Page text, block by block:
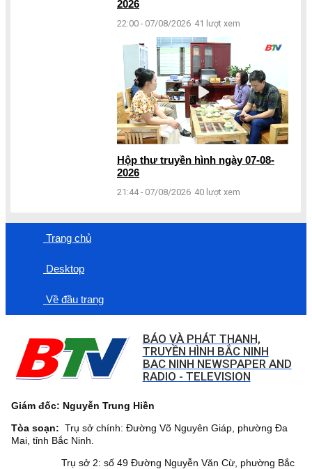
2026
22:00 - 07/08/2026 41 lượt xem
Hộp thư truyền hình ngày 07-08-
2026
21:44 - 07/08/2026 40 lượt xem
Trang chủ
Desktop
Về đầu trang
BÁO VÀ PHÁT THANH,
TRUYỀN HÌNH BẮC NINH
BAC NINH NEWSPAPER AND
RADIO - TELEVISION
Giám đốc: Nguyễn Trung Hiền
Tòa soạn: Trụ sở chính: Đường Võ Nguyên Giáp, phường Đa
Mai, tỉnh Bắc Ninh.
Trụ sở 2: số 49 Đường Nguyễn Văn Cừ, phường Bắc